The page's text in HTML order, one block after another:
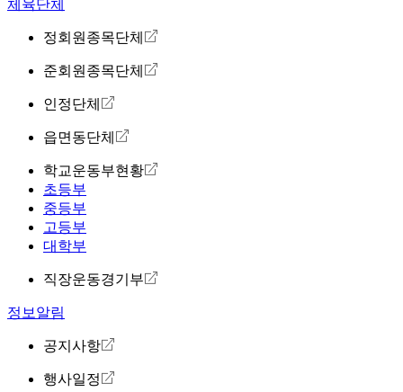
체육단체
정회원종목단체
준회원종목단체
인정단체
읍면동단체
학교운동부현황
초등부
중등부
고등부
대학부
직장운동경기부
정보알림
공지사항
행사일정